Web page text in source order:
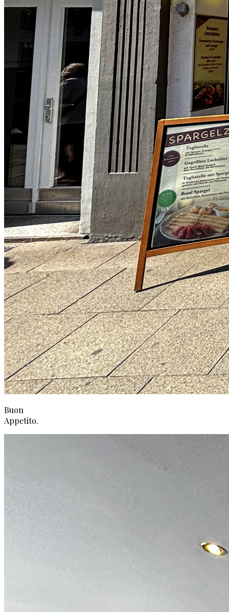
Buon
Appetito.